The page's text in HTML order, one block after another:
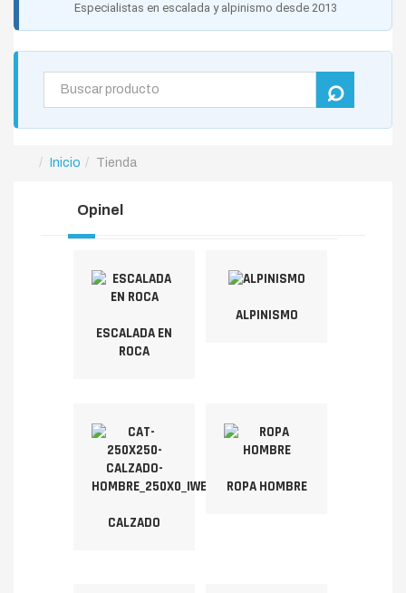
Especialistas en escalada y alpinismo desde 2013
Inicio Tienda
Opinel
ESCALADA EN
ROCA
ALPINISMO
CALZADO
ROPA HOMBRE